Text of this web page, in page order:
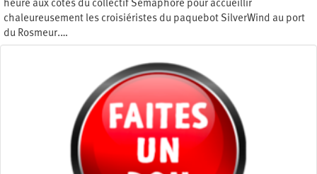
heure aux côtés du collectif Sémaphore pour accueillir
chaleureusement les croisiéristes du paquebot SilverWind au port
du Rosmeur.…